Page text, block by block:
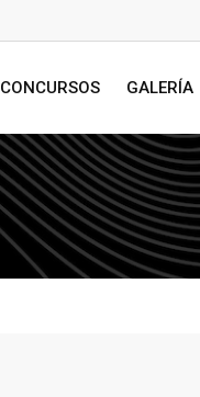
CONCURSOS GALERÍA